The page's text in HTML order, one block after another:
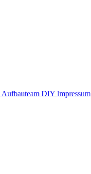
Aufbauteam DIY Impressum